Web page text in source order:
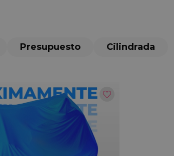
Presupuesto Cilindrada